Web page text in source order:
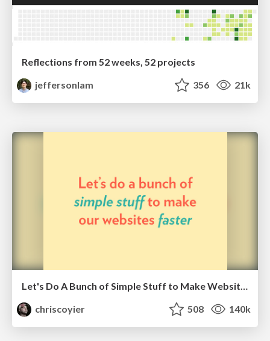
Reflections from 52 weeks, 52 projects
jeffersonlam
356 21k
Let's Do A Bunch of Simple Stuff to Make Websites Faster
chriscoyier
508 140k